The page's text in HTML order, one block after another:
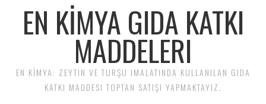
EN KİMYA GIDA KATKI
MADDELERI
EN KİMYA: ZEYTIN VE TURŞU IMALATINDA KULLANILAN GIDA
KATKI MADDESI TOPTAN SATIŞI YAPMAKTAYIZ.